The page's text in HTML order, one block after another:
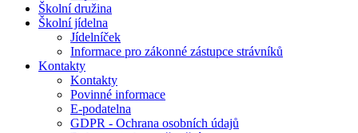
Školní družina
Školní jídelna
Jídelníček
Informace pro zákonné zástupce strávníků
Kontakty
Kontakty
Povinné informace
E-podatelna
GDPR - Ochrana osobních údajů